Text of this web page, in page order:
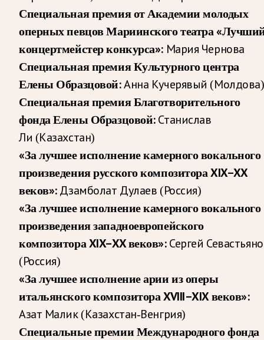
Специальная премия от Академии молодых
оперных певцов Мариинского театра
концертмейстер конкурса»: Мария Чернова
Специальная премия Культурного центра
Елены Образцовой:Анна Кучерявый (Молдова)
Специальная премия Благотворительного
фонда Елены Образцовой:Станислав
Ли (Казахстан)
«За лучшее исполнение камерного вокального
произведения русского композитора XIX–XX
веков»:Дзамболат Дулаев (Россия)
«За лучшее исполнение камерного вокального
произведения западноевропейского
композитора XIX–XX веков»:Сергей
(Россия)
«За лучшее исполнение арии из оперы
итальянского композитора XVIII–XIX веков»:
Азат Малик (Казахстан-Венгрия)
Специальные премии Международного фонда